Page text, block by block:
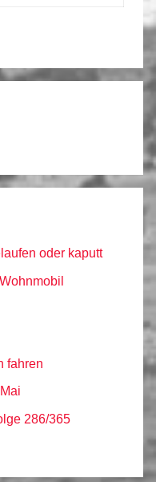
oder kaputt
fahren
286/365